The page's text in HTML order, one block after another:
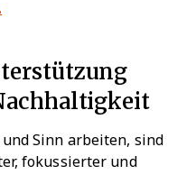
Sinn arbeiten, sind
fokussierter und